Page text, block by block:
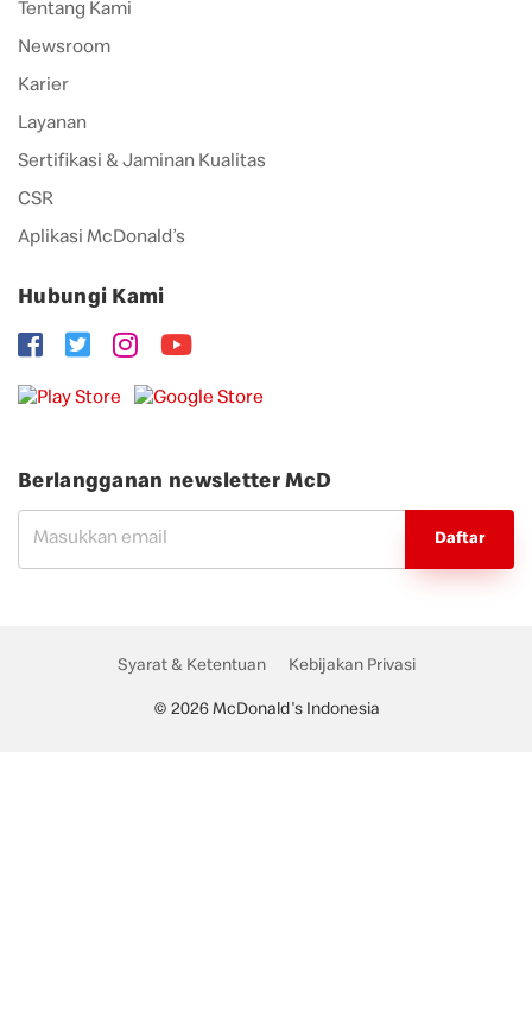
Tentang Kami
Newsroom
Karier
Layanan
Sertifikasi & Jaminan Kualitas
CSR
Aplikasi McDonald’s
Hubungi Kami
Berlangganan newsletter McD
Daftar
Syarat & Ketentuan Kebijakan Privasi
© 2026 McDonald's Indonesia